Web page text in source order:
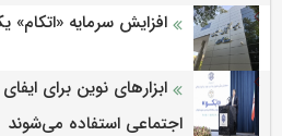
افزایش سرمایه
ابزارهای نوین برای
اجتماعی استفاده می‌شوند